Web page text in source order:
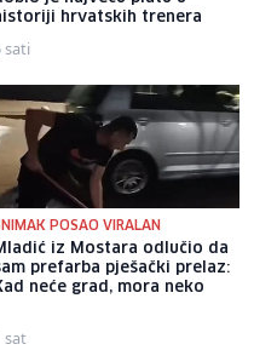
hrvatskih trenera
sati
POSAO VIRALAN
iz Mostara odlučio da
prefarba pješački prelaz:
neće grad, mora neko
sat